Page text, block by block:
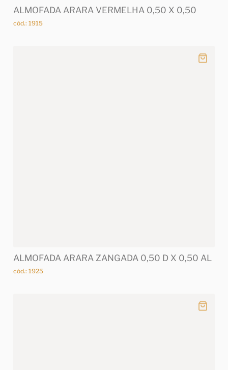
ALMOFADA ARARA VERMELHA 0,50 X 0,50
cód.: 1915
ALMOFADA ARARA ZANGADA 0,50 D X 0,50 AL
cód.: 1925